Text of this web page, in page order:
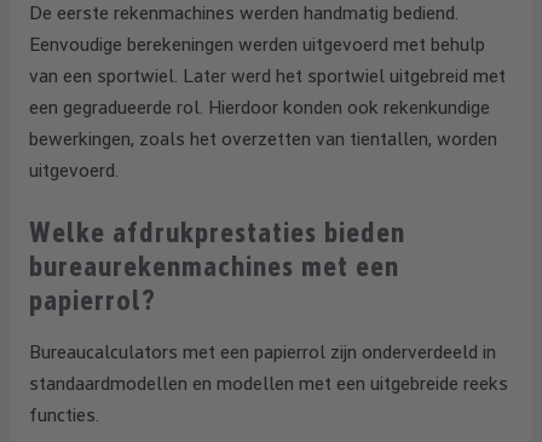
De eerste rekenmachines werden handmatig bediend.
Eenvoudige berekeningen werden uitgevoerd met behulp
van een sportwiel. Later werd het sportwiel uitgebreid met
een gegradueerde rol. Hierdoor konden ook rekenkundige
bewerkingen, zoals het overzetten van tientallen, worden
uitgevoerd.
Welke afdrukprestaties bieden
bureaurekenmachines met een
papierrol?
Bureaucalculators met een papierrol zijn onderverdeeld in
standaardmodellen en modellen met een uitgebreide reeks
functies.